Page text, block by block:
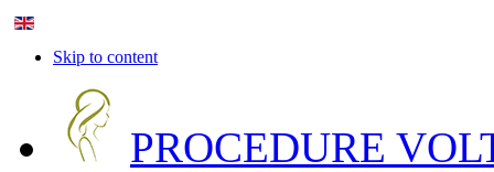
Skip to content
PROCEDURE